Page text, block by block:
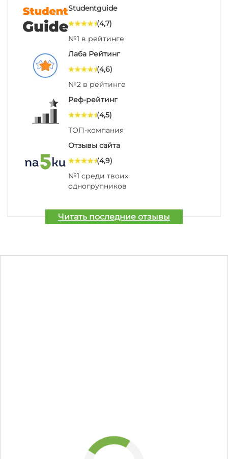
Studentguide
(4,7)
№1 в рейтинге
Лаба Рейтинг
(4,6)
№2 в рейтинге
Реф-рейтинг
(4,5)
ТОП-компания
Отзывы сайта
(4,9)
№1 среди твоих
одногрупников
Читать последние отзывы